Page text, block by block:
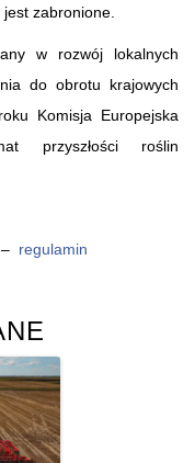
zabronione.
w rozwój lokalnych
do obrotu krajowych
Komisja Europejska
przyszłości roślin
regulamin